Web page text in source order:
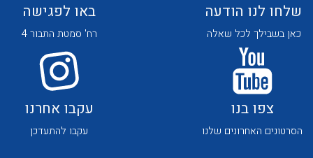
לכל מוצרי היצרן לכל מוצרי היצרן
שלחו לנו הודעה
כאן בשבילך לכל שאלה
באו לפגישה
רח' סמטת התבור 4
צפו בנו
הסרטונים האחרונים שלנו
עקבו אחרנו
עקבו להתעדכן